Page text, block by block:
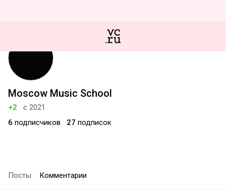
Moscow Music School
+2
с 2021
6 подписчиков 27 подписок
Посты Комментарии